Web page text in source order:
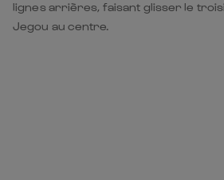
lignes arrières, faisant glisser le
Jegou au centre.